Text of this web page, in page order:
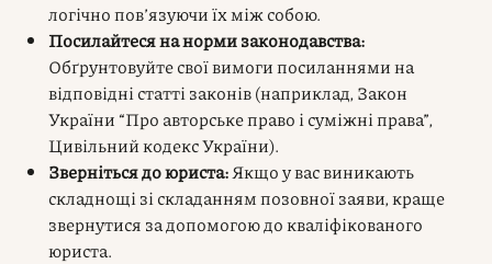
логічно пов’язуючи їх між собою.
Посилайтеся на норми законодавства:
Обґрунтовуйте свої вимоги посиланнями на
відповідні статті законів (наприклад, Закон
України “Про авторське право і суміжні права”,
Цивільний кодекс України).
Зверніться до юриста:Якщо у вас виникають
складнощі зі складанням позовної заяви, краще
звернутися за допомогою до кваліфікованого
юриста.